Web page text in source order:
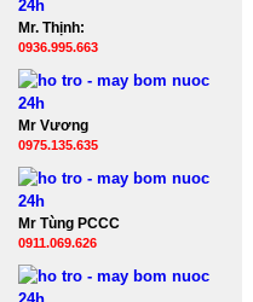
Mr. Thịnh:
0936.995.663
Mr Vương
0975.135.635
Mr Tùng PCCC
0911.069.626